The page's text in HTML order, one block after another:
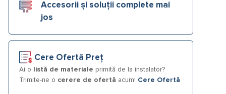
Accesorii și soluții complete mai
jos
Cere Ofertă Preț
Ai o listă de materiale primită de la instalator?
Trimite-ne o cerere de ofertă acum! Cere Ofertă